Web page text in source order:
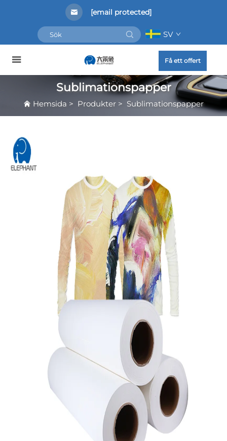
[email protected]
SV
Få ett offert
Sublimationspapper
Hemsida > Produkter > Sublimationspapper